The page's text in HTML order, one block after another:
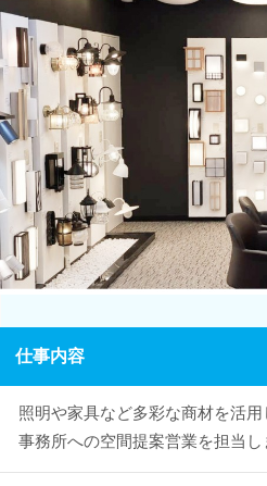
仕事内容
照明や家具など多彩な商材を活
事務所への空間提案営業を担当し